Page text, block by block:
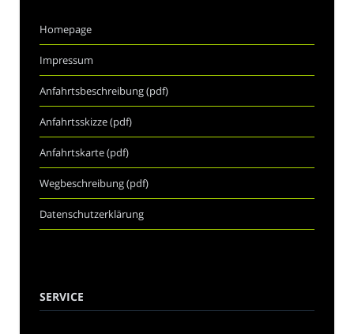
Homepage
Impressum
Anfahrtsbeschreibung (pdf)
Anfahrtsskizze (pdf)
Anfahrtskarte (pdf)
Wegbeschreibung (pdf)
Datenschutzerklärung
SERVICE